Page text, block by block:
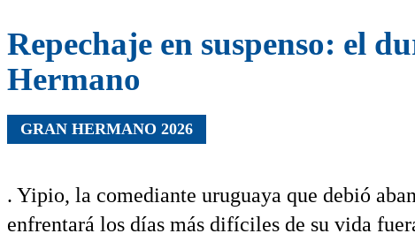
Repechaje en suspenso: el
Hermano
GRAN HERMANO 2026
. Yipio, la comediante uruguaya que debió
enfrentará los días más difíciles de su vida